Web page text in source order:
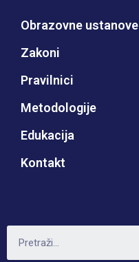
Obrazovne ustanove
Zakoni
Pravilnici
Metodologije
Edukacija
Kontakt